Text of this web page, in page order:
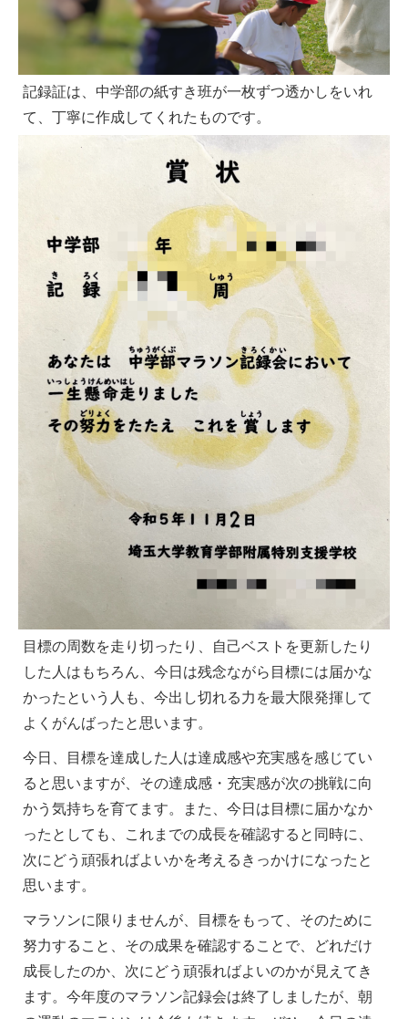
記録証は、中学部の紙すき班が一枚ずつ透かしをいれ
て、丁寧に作成してくれたものです。
目標の周数を走り切ったり、自己ベストを更新したり
した人はもちろん、今日は残念ながら目標には届かな
かったという人も、今出し切れる力を最大限発揮して
よくがんばったと思います。
今日、目標を達成した人は達成感や充実感を感じてい
ると思いますが、その達成感・充実感が次の挑戦に向
かう気持ちを育てます。また、今日は目標に届かなか
ったとしても、これまでの成長を確認すると同時に、
次にどう頑張ればよいかを考えるきっかけになったと
思います。
マラソンに限りませんが、目標をもって、そのために
努力すること、その成果を確認することで、どれだけ
成長したのか、次にどう頑張ればよいのかが見えてき
ます。今年度のマラソン記録会は終了しましたが、朝